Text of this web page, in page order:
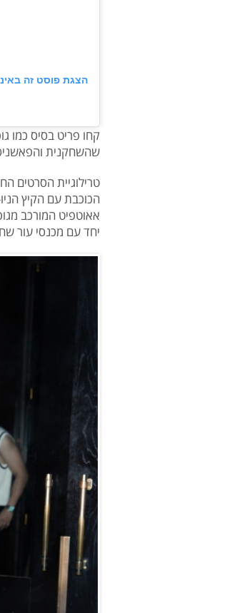
הצגת פוסט זה
קחו פריט בסיס כמו
שהשחקנית
טרילוגיית הסרטים
הכוכבת עם הקיץ
אאוטפיט המורכב
יחד עם מכנסי עור